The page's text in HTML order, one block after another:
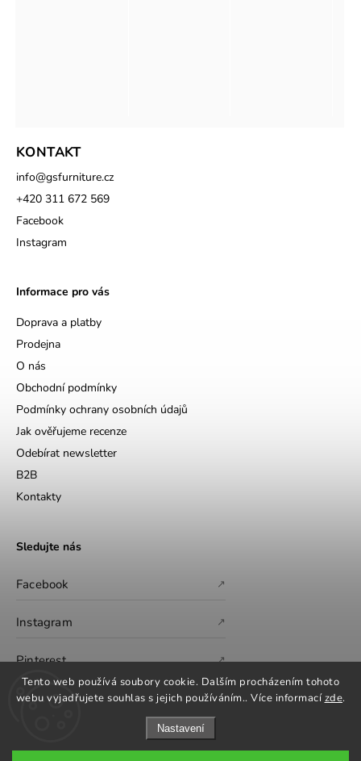
Tento web používá soubory cookie. Dalším procházením tohoto
webu vyjadřujete souhlas s jejich používáním.. Více informacízde.
Nastavení
KONTAKT
info@gsfurniture.cz
+420 311 672 569
Facebook
Instagram
Informace pro vás
Doprava a platby
Prodejna
O nás
Obchodní podmínky
Podmínky ochrany osobních údajů
Jak ověřujeme recenze
Odebírat newsletter
B2B
Kontakty
Sledujte nás
Facebook ↗
Instagram ↗
Pinterest ↗